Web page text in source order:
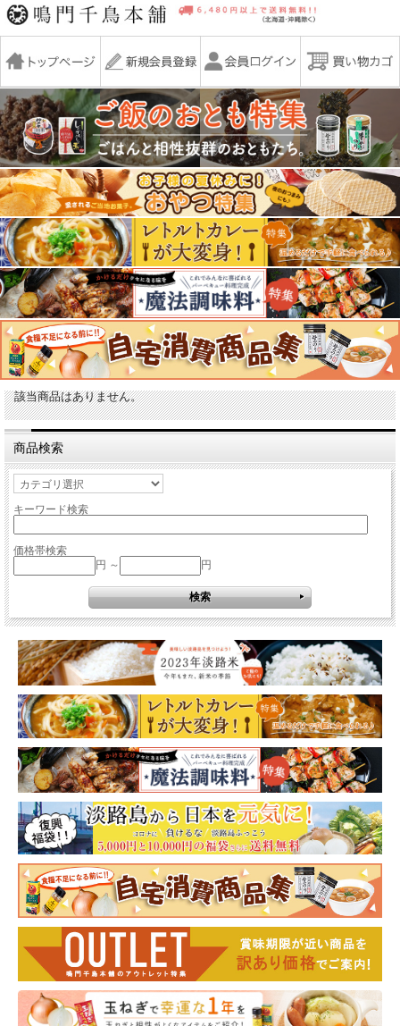
該当商品はありません。
商品検索
キーワード検索
価格帯検索
円 ～
円